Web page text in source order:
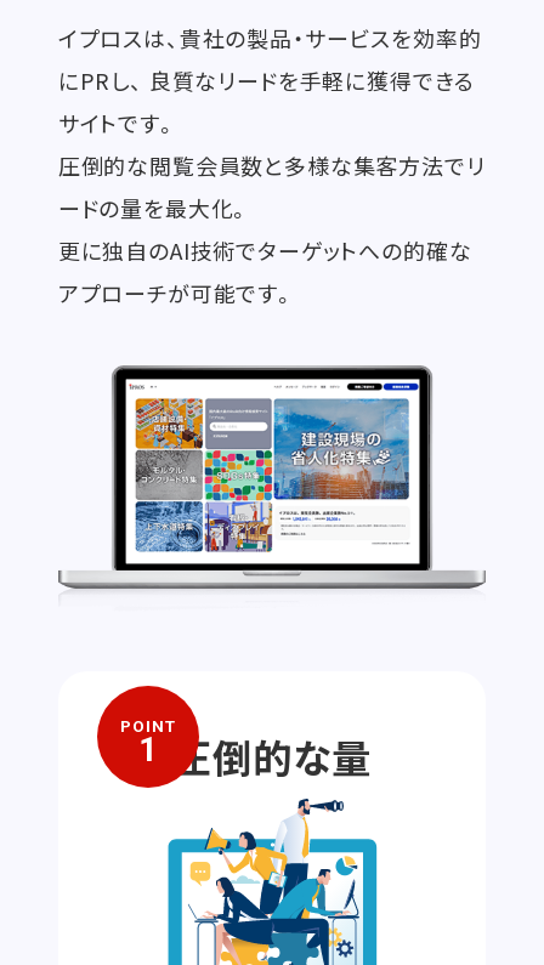
イプロスは、貴社の製品・サービスを効率的
にPRし、 良質なリードを手軽に獲得できる
サイトです。
圧倒的な閲覧会員数と多様な集客方法でリ
ードの量を最大化。
更に独自のAI技術でターゲットへの的確な
アプローチが可能です。
POINT
1 圧倒的な量